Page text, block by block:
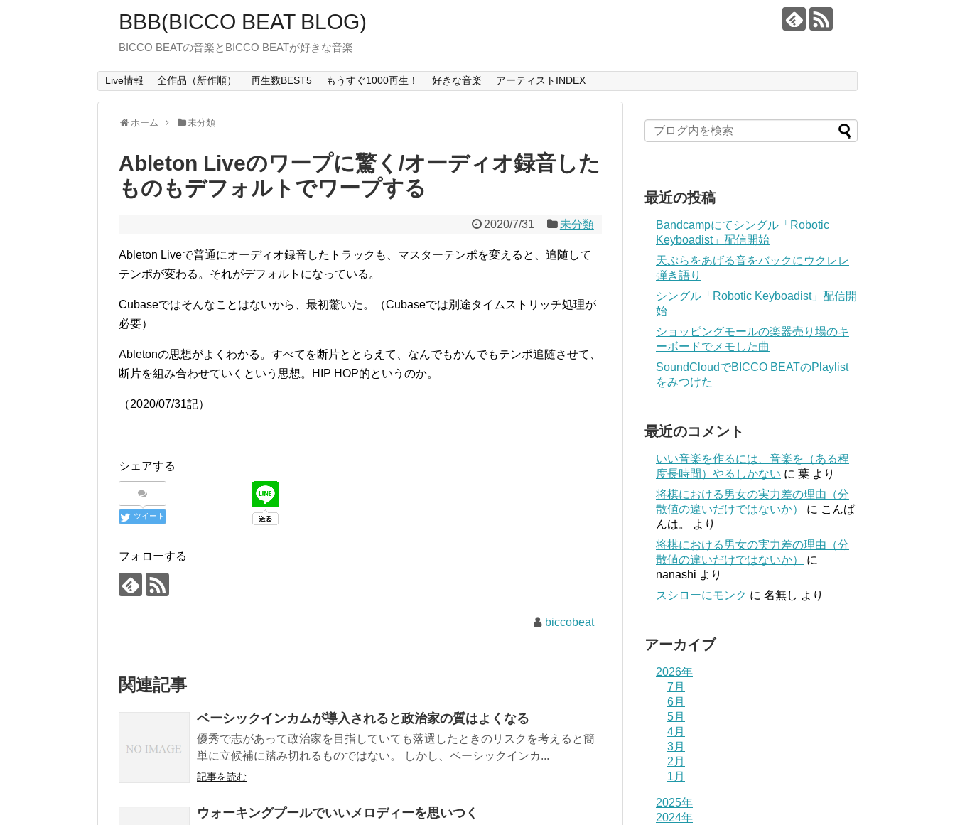
BBB(BICCO BEAT BLOG)
BICCO BEATの音楽とBICCO BEATが好きな音楽
Live情報 全作品（新作順） 再生数BEST5 もうすぐ1000再生！ 好きな音楽 アーティストINDEX
ホーム 未分類
Ableton Liveのワープに驚く/オーディオ録音した
ものもデフォルトでワープする
2020/7/31 未分類
Ableton Liveで普通にオーディオ録音したトラックも、マスターテンポを変えると、追随して
テンポが変わる。それがデフォルトになっている。
Cubaseではそんなことはないから、最初驚いた。（Cubaseでは別途タイムストリッチ処理が
必要）
Abletonの思想がよくわかる。すべてを断片ととらえて、なんでもかんでもテンポ追随させて、
断片を組み合わせていくという思想。HIP HOP的というのか。
（2020/07/31記）
シェアする
ツイート
フォローする
biccobeat
関連記事
ベーシックインカムが導入されると政治家の質はよくなる
優秀で志があって政治家を目指していても落選したときのリスクを考えると簡
単に立候補に踏み切れるものではない。 しかし、ベーシックインカ...
記事を読む
ウォーキングプールでいいメロディーを思いつく
最近の投稿
Bandcampにてシングル「Robotic
Keyboadist」配信開始
天ぷらをあげる音をバックにウクレレ
弾き語り
シングル「Robotic Keyboadist」配信開
始
ショッピングモールの楽器売り場のキ
ーボードでメモした曲
SoundCloudでBICCO BEATのPlaylist
をみつけた
最近のコメント
いい音楽を作るには、音楽を（ある程
度長時間）やるしかない に 葉 より
将棋における男女の実力差の理由（分
散値の違いだけではないか）
に こんば
んは。
より
将棋における男女の実力差の理由（分
散値の違いだけではないか）
に
nanashi より
スシローにモンク に 名無し より
アーカイブ
2026年
7月
6月
5月
4月
3月
2月
1月
2025年
2024年